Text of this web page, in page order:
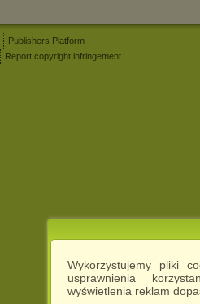
Wykorzystujemy pliki
usprawnienia
wyświetlenia reklam
Publishers Platform
Report copyright infringement